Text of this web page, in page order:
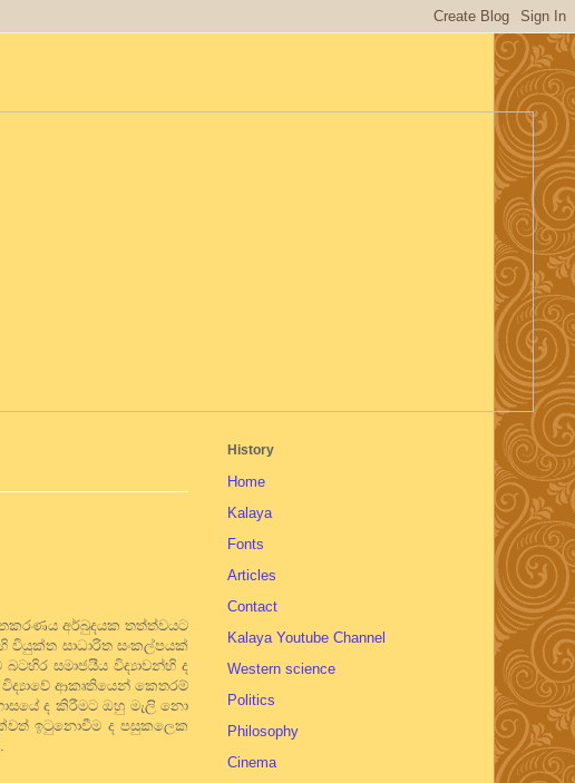
අර්බුදයක තත්ත්වයට
සාධාරිත සංකල්පයක්
සමාජයීය විද්‍යාවන්හි ද
ආකෘතියෙන් කෙතරම්
ද කිරීමට ඔහු මැලි නො
ඉටුනොවීම ද පසුකලෙක
History
Home
Kalaya
Fonts
Articles
Contact
Kalaya Youtube Channel
Western science
Politics
Philosophy
Cinema